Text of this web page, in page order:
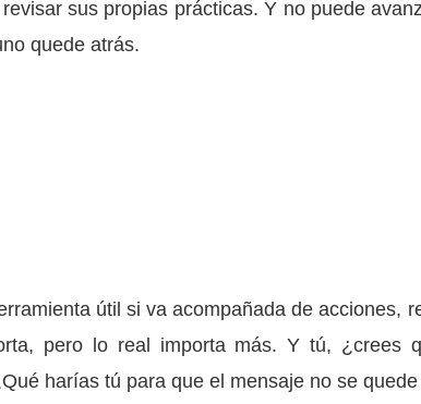
sus propias prácticas. Y no puede
quede atrás.
útil si va acompañada de acciones,
pero lo real importa más. Y tú, ¿crees
harías tú para que el mensaje no se